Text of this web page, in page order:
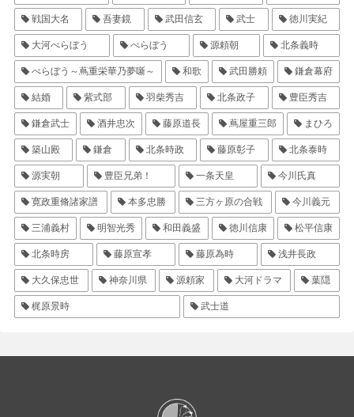
戦国大名 吾妻鏡 武田信玄 武士 徳川実紀
大河べらぼう べらぼう 源頼朝 北条義時
べらぼう～蔦重栄華乃夢噺～ 和歌 武田勝頼 鎌倉幕府
結婚 紫式部 羽柴秀吉 北条政子 豊臣秀吉
鎌倉武士 酒井忠次 藤原道長 蔦屋重三郎 まひろ
築山殿 鎌倉 北条時政 藤原彰子 北条泰時
源実朝 豊臣兄弟！ 一条天皇 今川氏真
寛政重脩諸家譜 本多忠勝 三方ヶ原の合戦 今川義元
三浦義村 明智光秀 和田義盛 徳川信康 松平信康
北条時房 藤原宣孝 藤原為時 浅井長政
大久保忠世 神奈川県 源頼家 大河ドラマ 葉隠
梶原景時 武士道